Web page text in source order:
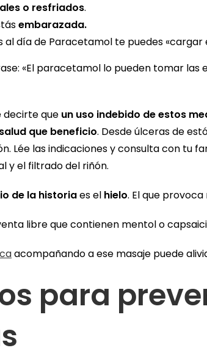
o resfriados.
embarazada.
al día de Paracetamol te puedes «cargar
«El paracetamol lo pueden tomar las
decirte que un uso indebido de estos
que beneficio. Desde úlceras de
Lée las indicaciones y consulta con tu
y el filtrado del riñón.
de la historiaes el hielo. El que
libre que contienen mentol o
acompañando a ese masaje puede
para